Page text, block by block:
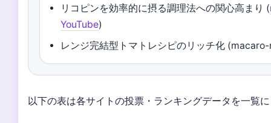
リコピンを効率的に摂る調理法への関心高まり (
YouTube)
レンジ完結型トマトレシピのリッチ化
以下の表は各サイトの投票・ランキングデータを一覧